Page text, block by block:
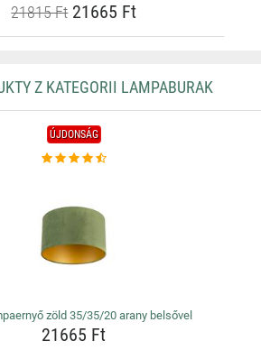
21815 Ft21665 Ft
Z KATEGORII LAMPABURAK
ÚJDONSÁG
zöld 35/35/20 arany belsővel
21665 Ft